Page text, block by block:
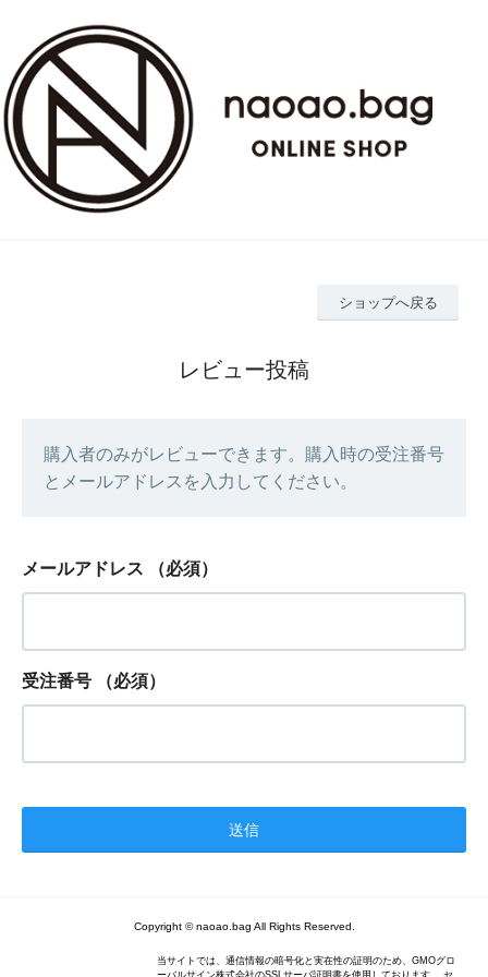
ショップへ戻る
レビュー投稿
購入者のみがレビューできます。購入時の受注番号
とメールアドレスを入力してください。
メールアドレス （必須）
受注番号 （必須）
Copyright © naoao.bag All Rights Reserved.
当サイトでは、通信情報の暗号化と実在性の証明のため、GMOグロ
ーバルサイン株式会社のSSLサーバ証明書を使用しております。 セ